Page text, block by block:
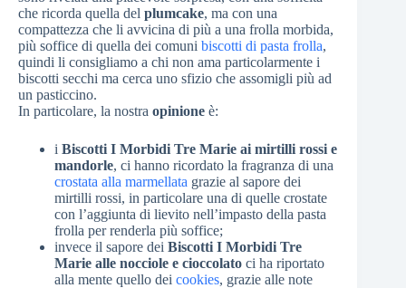
che ricorda quella del plumcake, ma con una
compattezza che li avvicina di più a una frolla morbida,
più soffice di quella dei comuni biscotti di pasta frolla,
quindi li consigliamo a chi non ama particolarmente i
biscotti secchi ma cerca uno sfizio che assomigli più ad
un pasticcino.
In particolare, la nostra opinione è:
i Biscotti I Morbidi Tre Marie ai mirtilli rossi e
mandorle, ci hanno ricordato la fragranza di una
crostata alla marmellata grazie al sapore dei
mirtilli rossi, in particolare una di quelle crostate
con l’aggiunta di lievito nell’impasto della pasta
frolla per renderla più soffice;
invece il sapore dei Biscotti I Morbidi Tre
Marie alle nocciole e cioccolato ci ha riportato
alla mente quello dei cookies, grazie alle note